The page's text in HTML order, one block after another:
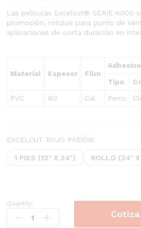
precios:
desde
$0.55
Las películas Excelcut® SERIE 6000
promoción, rótulos para punto de
aplicaciones de corta duración en
Material Espesor Film
Adhesivo
Tipo
PVC
80 Cal Perm
EXCELCUT ROJO PASIÓN:
1 PIES (12" X 24") ROLLO (24"
6032
Rojo
Quantity:
Cotiza